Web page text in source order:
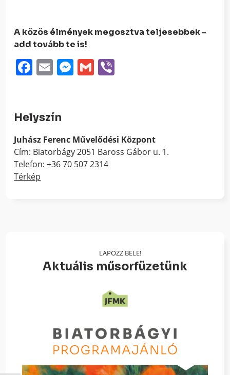
A közös élmények megosztva teljesebbek -
add tovább te is!
Facebook
EmailMessenger
Gmail
Helyszín
Juhász Ferenc Művelődési Központ
Cím: Biatorbágy 2051 Baross Gábor u. 1.
Telefon: +36 70 507 2314
Térkép
LAPOZZ BELE!
Aktuális műsorfüzetünk